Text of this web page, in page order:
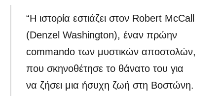
“Η ιστορία εστιάζει στον Robert McCall
(Denzel Washington), έναν πρώην
commando των μυστικών αποστολών,
που σκηνοθέτησε το θάνατο του για
να ζήσει μια ήσυχη ζωή στη Βοστώνη.